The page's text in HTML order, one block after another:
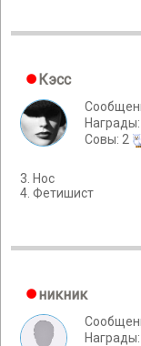
Кэсс
Cовы: 2
3. Нос
4. Фетишист
никник